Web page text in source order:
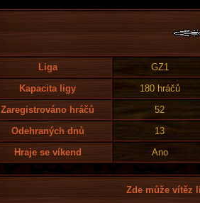
Liga GZ1
Kapacita ligy
180 hráčů
Zaregistrováno hráčů
52
Odehraných dnů
13
Hraje se víkend
Ano
Zde může vítěz